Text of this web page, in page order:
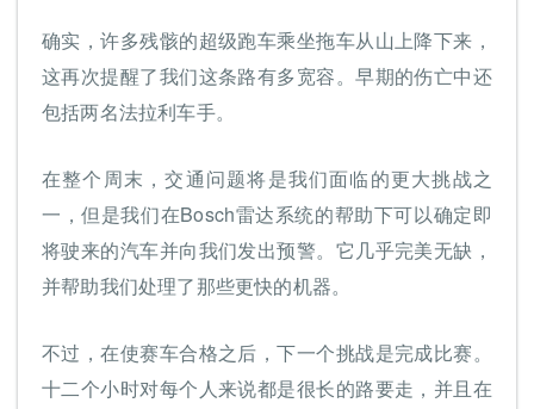
确实，许多残骸的超级跑车乘坐拖车从山上降下来，
这再次提醒了我们这条路有多宽容。早期的伤亡中还
包括两名法拉利车手。
在整个周末，交通问题将是我们面临的更大挑战之
一，但是我们在Bosch雷达系统的帮助下可以确定即
将驶来的汽车并向我们发出预警。它几乎完美无缺，
并帮助我们处理了那些更快的机器。
不过，在使赛车合格之后，下一个挑战是完成比赛。
十二个小时对每个人来说都是很长的路要走，并且在